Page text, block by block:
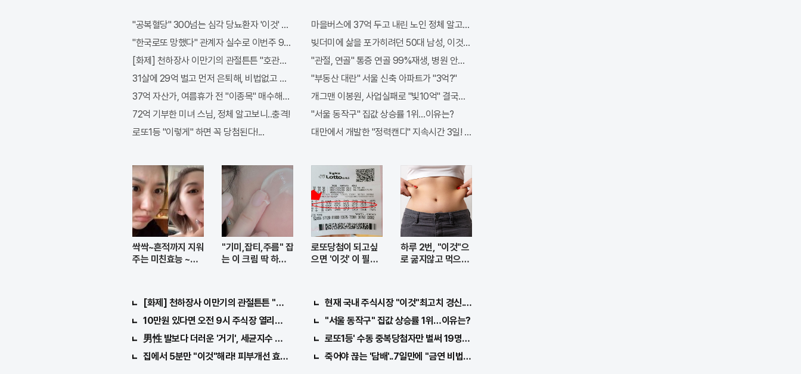
북
톡
"공복혈당" 300넘는 심각 당뇨환자 '이것' 먹자마자..바로
"한국로또 망했다" 관계자 실수로 이번주 971회차 번호 6자리 공개!? 꼭 확인해라!
[화제] 천하장사 이만기의 관절튼튼 "호관원" 100%당첨 혜택 난리나!!
31살에 29억 벌고 먼저 은퇴해, 비법없고 규칙만 지켰다!
37억 자산가, 여름휴가 전 "이종목" 매수해라!! 한달
72억 기부한 미녀 스님, 정체 알고보니..충격!
로또1등 "이렇게" 하면 꼭 당첨된다!...
마을버스에 37억 두고 내린 노인 정체 알고보니..!
빚더미에 삶을 포가히려던 50대 남성, 이것으로 인생역전
"관절, 연골" 통증 연골 99%재생, 병원 안가도돼... "충격"
"부동산 대란" 서울 신축 아파트가 "3억?"
개그맨 이봉원, 사업실패로 "빛10억" 결국…
"서울 동작구" 집값 상승률 1위…이유는?
대만에서 개발한 "정력캔디" 지속시간 3일! 충격!
싹싹~흔적까지 지워
주는 미친효능 ~모
"기미,잡티,주름" 잡
는 이 크림 딱 하루2
로또당첨이 되고싶
으면 '이것' 이 필요
하루 2번, "이것"으
로 굶지않고 먹으면
[화제] 천하장사 이만기의 관절튼튼 "호관원" 100%당첨 혜택 난리나!!
10만원 있다면 오전 9시 주식장 열리면 "이종목" 바
男性 발보다 더러운 '거기', 세균지수 확인해보니..충격!
집에서 5분만 "이것"해라! 피부개선 효과가 바로 나타난다!!
현재 국내 주식시장 "이것"최고치 경신...당장 매수해라!!
"서울 동작구" 집값 상승률 1위…이유는?
로또1등' 수동 중복당첨자만 벌써 19명째 나왔다.
죽어야 끊는 '담배'..7일만에 "금연 비법" 밝혀져 충격!